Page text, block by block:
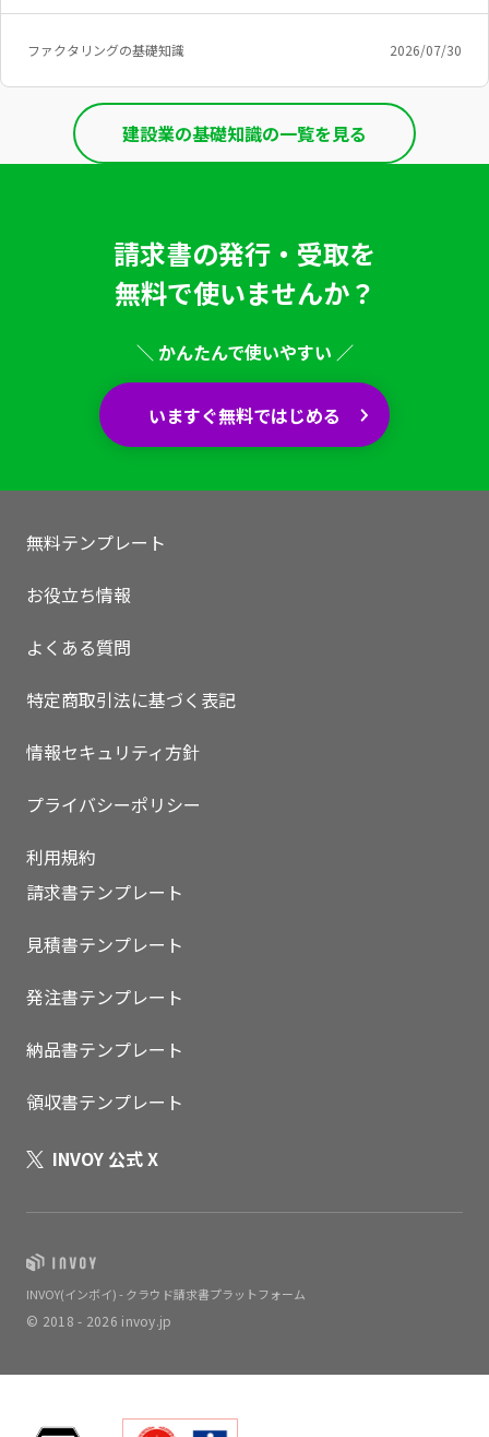
ファクタリングの基礎知識 2026/07/30
建設業の基礎知識の一覧を見る
請求書の発行・受取を
無料で使いませんか？
＼ かんたんで使いやすい ／
いますぐ無料ではじめる
無料テンプレート
お役立ち情報
よくある質問
特定商取引法に基づく表記
情報セキュリティ方針
プライバシーポリシー
利用規約
請求書テンプレート
見積書テンプレート
発注書テンプレート
納品書テンプレート
領収書テンプレート
INVOY 公式 X
INVOY(インボイ) - クラウド請求書プラットフォーム
© 2018 - 2026 invoy.jp